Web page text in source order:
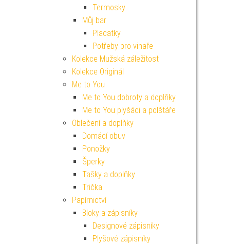
Termosky
Můj bar
Placatky
Potřeby pro vinaře
Kolekce Mužská záležitost
Kolekce Originál
Me to You
Me to You dobroty a doplňky
Me to You plyšáci a polštáře
Oblečení a doplňky
Domácí obuv
Ponožky
Šperky
Tašky a doplňky
Trička
Papírnictví
Bloky a zápisníky
Designové zápisníky
Plyšové zápisníky